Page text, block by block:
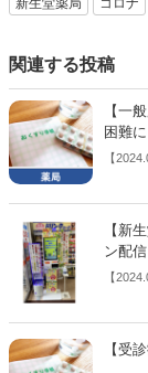
新生堂薬局 コロナ
関連する投稿
【一
困難に
【
る感
【新
ン配信
【
長：
モーシ
【受